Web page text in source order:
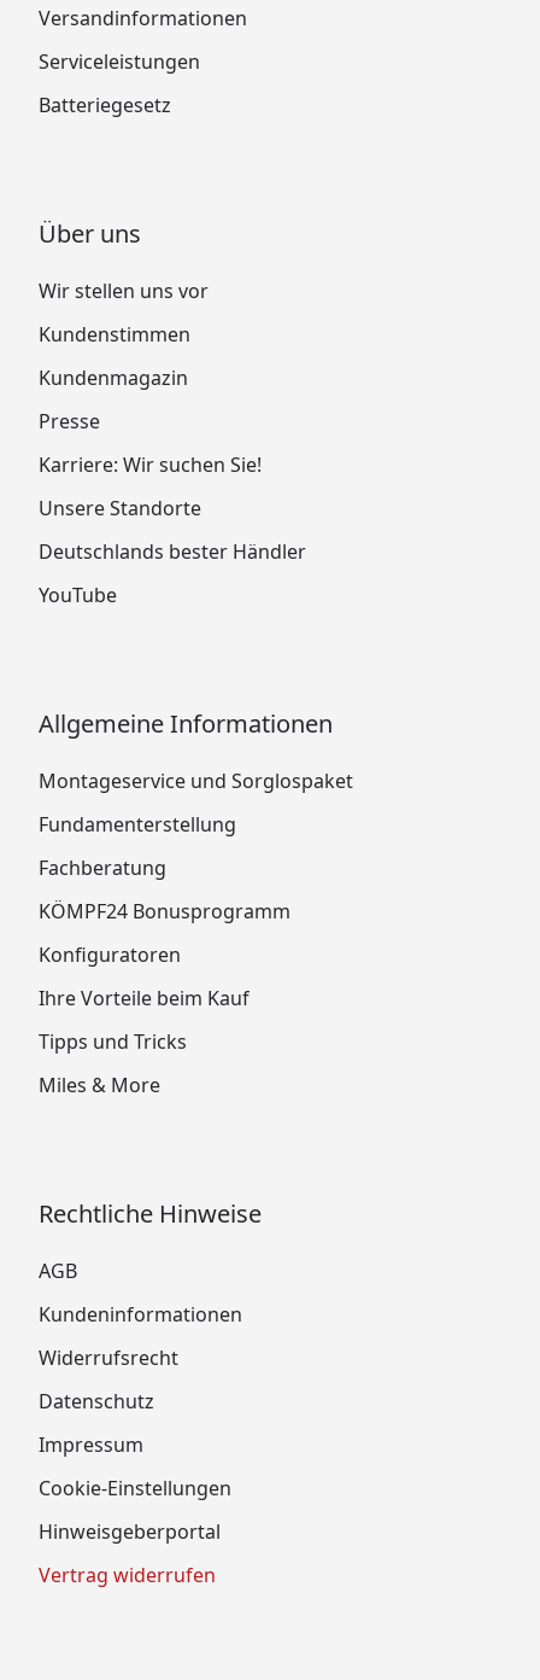
Versandinformationen
Serviceleistungen
Batteriegesetz
Über uns
Wir stellen uns vor
Kundenstimmen
Kundenmagazin
Presse
Karriere: Wir suchen Sie!
Unsere Standorte
Deutschlands bester Händler
YouTube
Allgemeine Informationen
Montageservice und Sorglospaket
Fundamenterstellung
Fachberatung
KÖMPF24 Bonusprogramm
Konfiguratoren
Ihre Vorteile beim Kauf
Tipps und Tricks
Miles & More
Rechtliche Hinweise
AGB
Kundeninformationen
Widerrufsrecht
Datenschutz
Impressum
Cookie-Einstellungen
Hinweisgeberportal
Vertrag widerrufen